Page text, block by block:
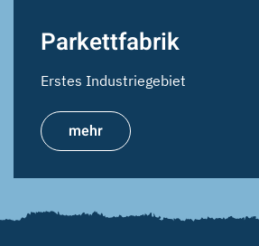
Parkettfabrik
Erstes Industriegebiet
mehr